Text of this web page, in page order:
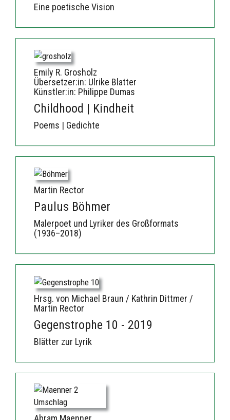
Eine poetische Vision
Emily R. Grosholz
Übersetzer:in: Ulrike Blatter
Künstler:in: Philippe Dumas
Childhood | Kindheit
Poems | Gedichte
Martin Rector
Paulus Böhmer
Malerpoet und Lyriker des Großformats
(1936–2018)
Hrsg. von Michael Braun / Kathrin Dittmer /
Martin Rector
Gegenstrophe 10 - 2019
Blätter zur Lyrik